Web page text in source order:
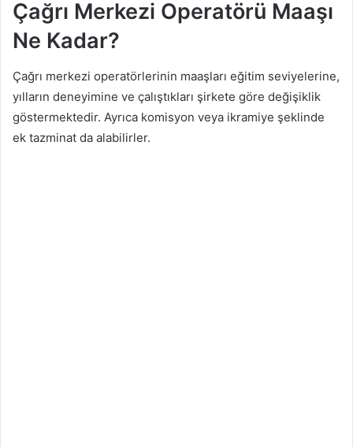
Çağrı Merkezi Operatörü Maaşı
Ne Kadar?
Çağrı merkezi operatörlerinin maaşları eğitim seviyelerine,
yılların deneyimine ve çalıştıkları şirkete göre değişiklik
göstermektedir. Ayrıca komisyon veya ikramiye şeklinde
ek tazminat da alabilirler.